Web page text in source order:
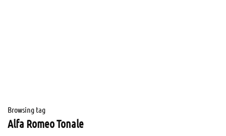
Browsing tag
Alfa Romeo Tonale